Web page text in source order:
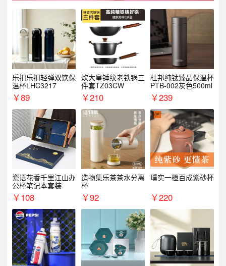
乐扣乐扣轻弹双饮保
温杯LHC3217
￥89
炊大皇锤纹老铁锅三
件套TZ03CW
￥210
杜邦纯钛臻品保温杯
PTB-002灰色500ml
￥239
瓷语花香千里江山办
公杯笔记本套装
￥108
造物集乐茶茶水分离
杯
￥92
璞实一橙百成紫砂杯
￥220